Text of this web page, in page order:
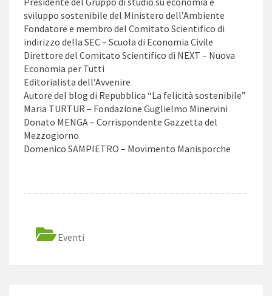
sviluppo sostenibile del Ministero dell’Ambiente
Fondatore e membro del Comitato Scientifico di
indirizzo della SEC – Scuola di Economia Civile
Direttore del Comitato Scientifico di NEXT – Nuova
Economia per Tutti
Editorialista dell’Avvenire
Autore del blog di Repubblica “La felicità sostenibile”
Maria TURTUR – Fondazione Guglielmo Minervini
Donato MENGA – Corrispondente Gazzetta del
Mezzogiorno
Domenico SAMPIETRO – Movimento Manisporche
Eventi